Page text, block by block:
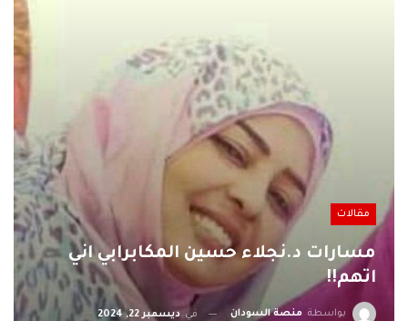
مقالات
مسارات د.نجلاء حسين المكابرابي اني
اتهم!!
بواسطة منصة السودان في ديسمبر 22, 2024